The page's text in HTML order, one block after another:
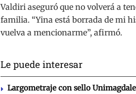
Valdiri aseguró que no volverá a
familia. “Yina está borrada de mi
vuelva a mencionarme”, afirmó.
Le puede interesar
Largometraje con sello